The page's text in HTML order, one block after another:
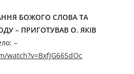
БОЖОГО СЛОВА ТА
– ПРИГОТУВАВ О. ЯКІВ
–